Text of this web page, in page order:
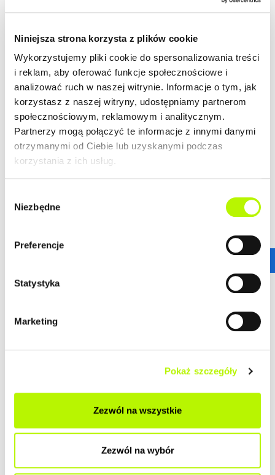
Niniejsza strona korzysta z plików cookie
Wykorzystujemy pliki cookie do spersonalizowania treści
i reklam, aby oferować funkcje społecznościowe i
analizować ruch w naszej witrynie. Informacje o tym, jak
korzystasz z naszej witryny, udostępniamy partnerom
społecznościowym, reklamowym i analitycznym.
Partnerzy mogą połączyć te informacje z innymi danymi
otrzymanymi od Ciebie lub uzyskanymi podczas
korzystania z ich usług.
zgody
Niezbędne
Preferencje
Statystyka
Marketing
Pokaż szczegóły
Zezwól na wszystkie
Zezwól na wybór
DOWIEDZ SIĘ WIĘCEJ O LOKALIZACJI
lokalizacja w centrum
nowoczesna architektura
piękne widoki na Rzeszów
GALERIA